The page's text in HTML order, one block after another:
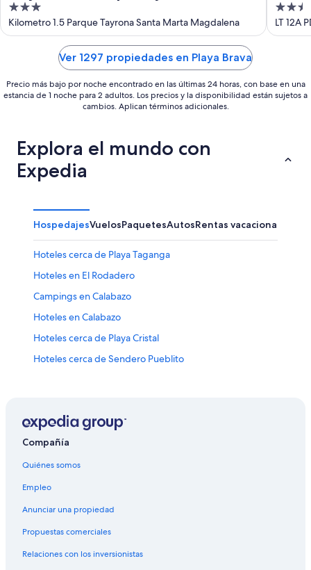
3
out
of
Kilometro 1.5 Parque Tayrona Santa Marta Magdalena
2.5
out
of
LT 12A
Marta
Ver 1297 propiedades en Playa Brava
Precio más bajo por noche encontrado en las últimas 24 horas, con base en una
estancia de 1 noche para 2 adultos. Los precios y la disponibilidad están sujetos a
cambios. Aplican términos adicionales.
Explora el mundo con
Expedia
HospedajesVuelosPaquetesAutosRentas vacacionales
Hoteles cerca de Playa Taganga
Hoteles en El Rodadero
Campings en Calabazo
Hoteles en Calabazo
Hoteles cerca de Playa Cristal
Hoteles cerca de Sendero Pueblito
Hoteles 2 estrellas en Taganga
Cabañas en Taganga
Casas de campo en Taganga
Apartamentos en Taganga
Hoteles con spa en Taganga
Compañía
Quiénes somos
Empleo
Anunciar una propiedad
Propuestas comerciales
Relaciones con los inversionistas